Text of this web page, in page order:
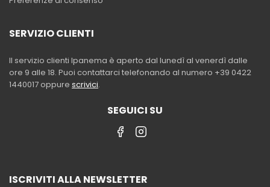
SERVIZIO CLIENTI
Il servizio clienti Ipanema è aperto dal lunedì al venerdì dalle
ore 9 alle 18. Puoi contattarci telefonando al numero +39 0422
1440017 oppure scrivici.
SEGUICI SU
ISCRIVITI ALLA NEWSLETTER